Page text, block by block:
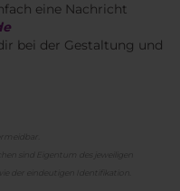
eine Nachricht
bei der Gestaltung und
sind Eigentum des jeweiligen
der eindeutigen Identifikation.